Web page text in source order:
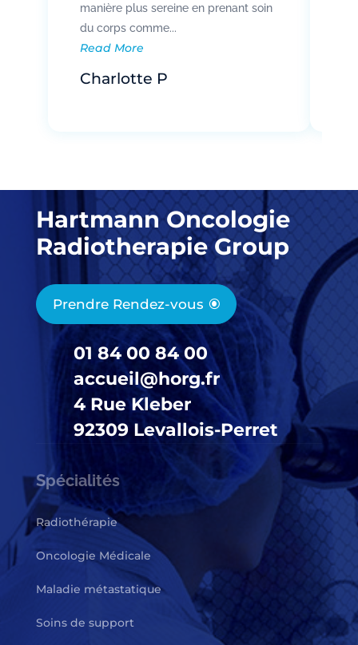
manière plus sereine en prenant soin
du corps comme...
Read More
Charlotte P
Hartmann Oncologie
Radiotherapie Group
Prendre Rendez-vous
01 84 00 84 00
accueil@horg.fr
4 Rue Kleber
92309 Levallois-Perret
Spécialités
Radiothérapie
Oncologie Médicale
Maladie métastatique
Soins de support